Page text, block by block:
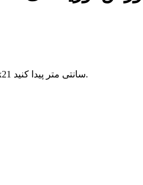
روشی آسان برای ساخت موشک زمین به هوا در اندازه کاغذ 21x21 سانتی متر پیدا کنید.